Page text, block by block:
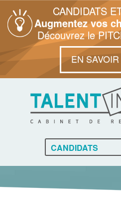
CANDIDATS
Augmentez vos
Découvrez le
EN